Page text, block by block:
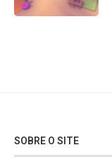
SOBRE O SITE